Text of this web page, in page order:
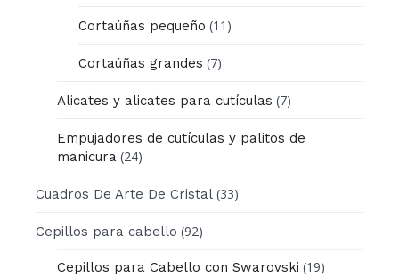
Cortaúñas pequeño (11)
Cortaúñas grandes (7)
Alicates y alicates para cutículas (7)
Empujadores de cutículas y palitos de
manicura (24)
Cuadros De Arte De Cristal (33)
Cepillos para cabello (92)
Cepillos para Cabello con Swarovski (19)